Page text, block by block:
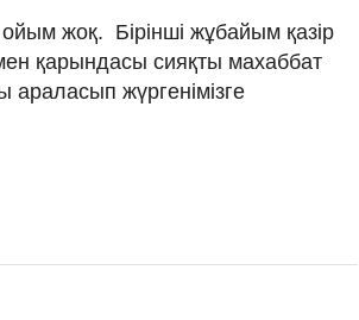
жоқ. Бірінші жұбайым қазір
қарындасы сияқты махаббат
араласып жүргенімізге